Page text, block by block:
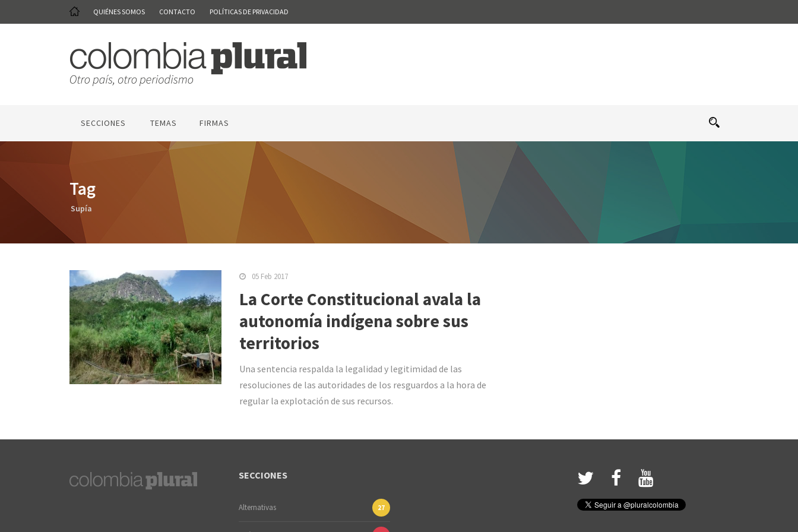
QUIÉNES SOMOS CONTACTO POLÍTICAS DE PRIVACIDAD
SECCIONES TEMAS FIRMAS
Tag
Supía
05 Feb 2017
La Corte Constitucional avala la
autonomía indígena sobre sus
territorios
Una sentencia respalda la legalidad y legitimidad de las
resoluciones de las autoridades de los resguardos a la hora de
regular la explotación de sus recursos.
SECCIONES
Alternativas 27